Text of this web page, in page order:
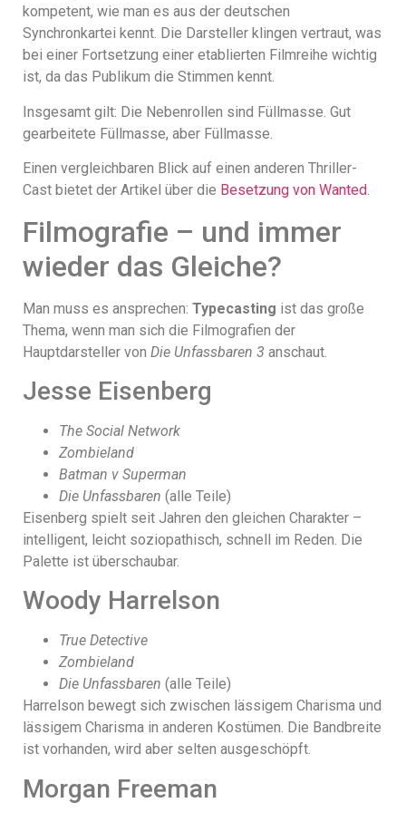
kompetent, wie man es aus der deutschen
Synchronkartei kennt. Die Darsteller klingen vertraut, was
bei einer Fortsetzung einer etablierten Filmreihe wichtig
ist, da das Publikum die Stimmen kennt.
Insgesamt gilt: Die Nebenrollen sind Füllmasse. Gut
gearbeitete Füllmasse, aber Füllmasse.
Einen vergleichbaren Blick auf einen anderen Thriller-
Cast bietet der Artikel über die Besetzung von Wanted.
Filmografie – und immer
wieder das Gleiche?
Man muss es ansprechen: Typecasting ist das große
Thema, wenn man sich die Filmografien der
Hauptdarsteller von Die Unfassbaren 3 anschaut.
Jesse Eisenberg
The Social Network
Zombieland
Batman v Superman
Die Unfassbaren (alle Teile)
Eisenberg spielt seit Jahren den gleichen Charakter –
intelligent, leicht soziopathisch, schnell im Reden. Die
Palette ist überschaubar.
Woody Harrelson
True Detective
Zombieland
Die Unfassbaren (alle Teile)
Harrelson bewegt sich zwischen lässigem Charisma und
lässigem Charisma in anderen Kostümen. Die Bandbreite
ist vorhanden, wird aber selten ausgeschöpft.
Morgan Freeman